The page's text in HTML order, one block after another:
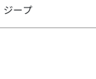
ジープ